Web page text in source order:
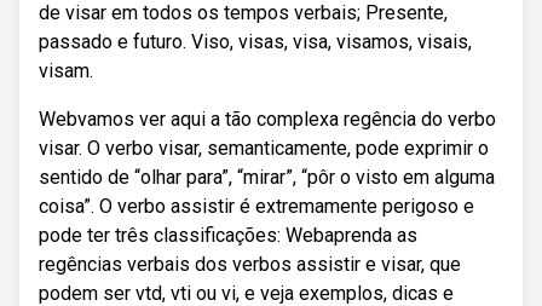
de visar em todos os tempos verbais; Presente,
passado e futuro. Viso, visas, visa, visamos, visais,
visam.
Webvamos ver aqui a tão complexa regência do verbo
visar. O verbo visar, semanticamente, pode exprimir o
sentido de “olhar para”, “mirar”, “pôr o visto em alguma
coisa”. O verbo assistir é extremamente perigoso e
pode ter três classificações: Webaprenda as
regências verbais dos verbos assistir e visar, que
podem ser vtd, vti ou vi, e veja exemplos, dicas e